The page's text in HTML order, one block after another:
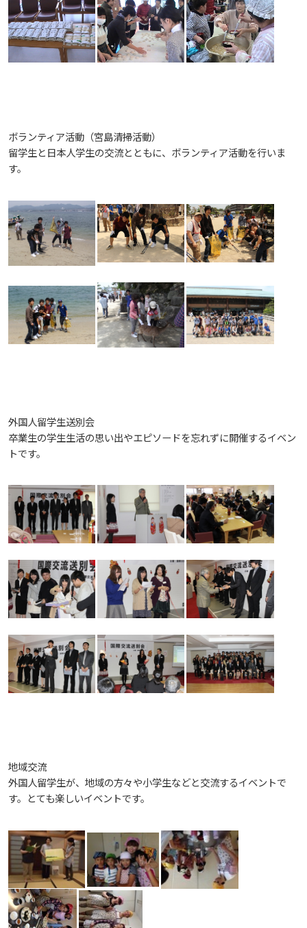
看護師・保健師国家試験対策
施設案内
よくある質問
図書館だより『Library News』
お知らせ
広国LMS
ボランティア活動（宮島清掃活動）
留学生と日本人学生の交流とともに、ボランティア活動を行いま
す。
外国人留学生送別会
卒業生の学生生活の思い出やエピソードを忘れずに開催するイベン
トです。
地域交流
外国人留学生が、地域の方々や小学生などと交流するイベントで
す。とても楽しいイベントです。